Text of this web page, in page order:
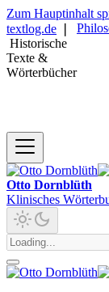
Zum Hauptinhalt
textlog.de
Historische
Texte &
Wörterbücher
Otto Dornblüth
Klinisches